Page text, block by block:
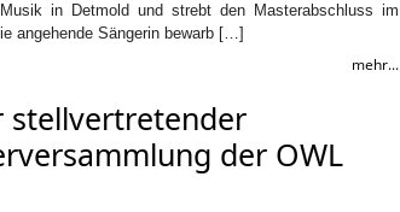
in Detmold und strebt den Masterabschluss im
angehende Sängerin bewarb […]
mehr...
stellvertretender
der OWL